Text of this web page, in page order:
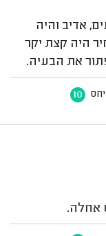
אדיב והיה
היה קצת יקר
את הבעיה.
יחס 10
אחלה.